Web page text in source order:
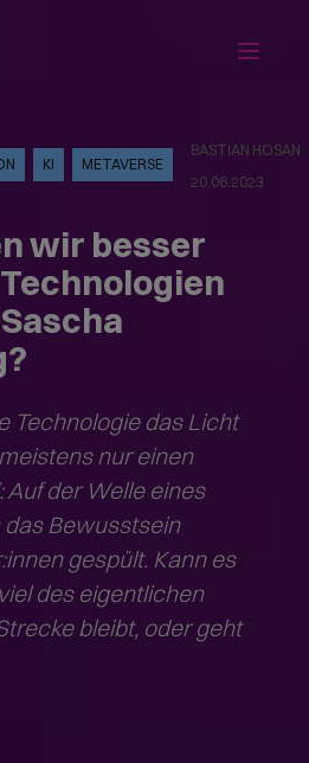
KI METAVERSE
BASTIAN HOSAN
20.06.2023
wir besser
Technologie das Licht
nur einen
Auf der Welle eines
das Bewusstsein
gespült. Kann es
des eigentlichen
bleibt, oder geht